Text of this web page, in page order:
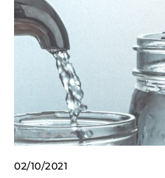
02/10/2021